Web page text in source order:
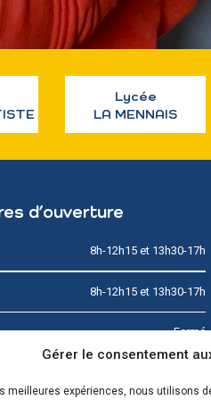
Gérer le consentement
meilleures expériences, nous utilisons
Lycée
LA MENNAIS
d’ouverture
8h-12h15 et 13h30-17h
8h-12h15 et 13h30-17h
Fermé